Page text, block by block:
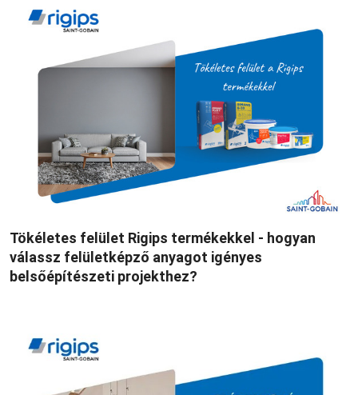
Tökéletes felület Rigips termékekkel - hogyan
válassz felületképző anyagot igényes
belsőépítészeti projekthez?